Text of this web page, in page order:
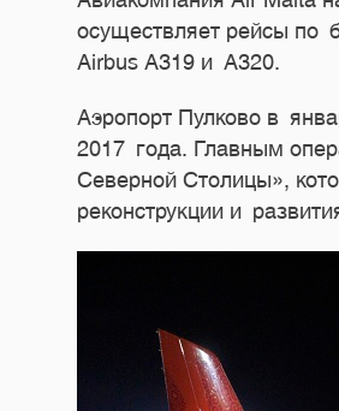
осуществляет рейсы по
Airbus A319 и A320.
Аэропорт Пулково в
2017 года. Главным
Северной Столицы»,
реконструкции и